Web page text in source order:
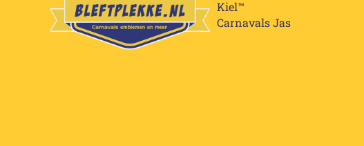
Kiel™
Carnavals Jas